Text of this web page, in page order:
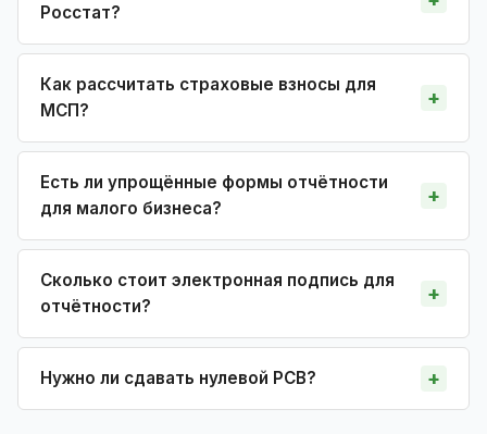
Росстат?
Как рассчитать страховые взносы для
МСП?
Есть ли упрощённые формы отчётности
для малого бизнеса?
Сколько стоит электронная подпись для
отчётности?
Нужно ли сдавать нулевой РСВ?